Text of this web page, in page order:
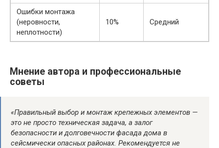
Ошибки монтажа
(неровности,
неплотности)
10% Средний
Мнение автора и профессиональные
советы
«Правильный выбор и монтаж крепежных элементов —
это не просто техническая задача, а залог
безопасности и долговечности фасада дома в
сейсмически опасных районах. Рекомендуется не